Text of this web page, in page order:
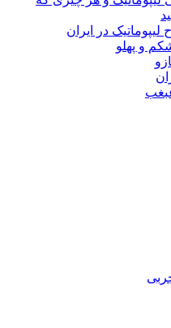
لیپوماتیک در ایران
و پهلو